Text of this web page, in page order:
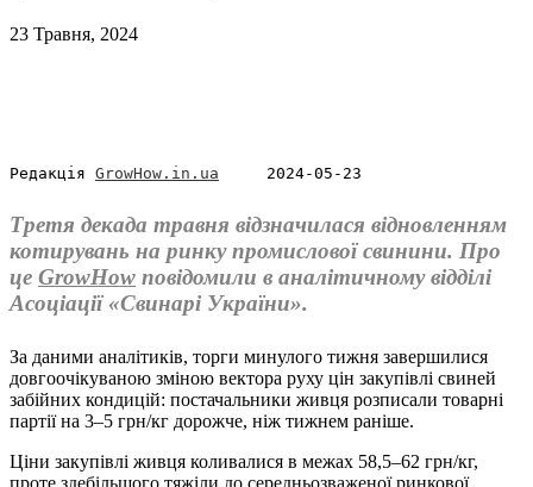
23 Травня, 2024
Редакція GrowHow.in.ua 2024-05-23
Третя декада травня відзначилася відновленням
котирувань на ринку промислової свинини. Про
це GrowHow повідомили в аналітичному відділі
Асоціації «Свинарі України».
За даними аналітиків, торги минулого тижня завершилися
довгоочікуваною зміною вектора руху цін закупівлі свиней
забійних кондицій: постачальники живця розписали товарні
партії на 3–5 грн/кг дорожче, ніж тижнем раніше.
Ціни закупівлі живця коливалися в межах 58,5–62 грн/кг,
проте здебільшого тяжіли до середньозваженої ринкової